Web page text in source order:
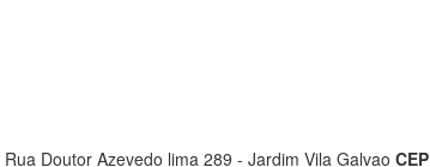
Rua Doutor Azevedo lima 289 - Jardim Vila Galvao